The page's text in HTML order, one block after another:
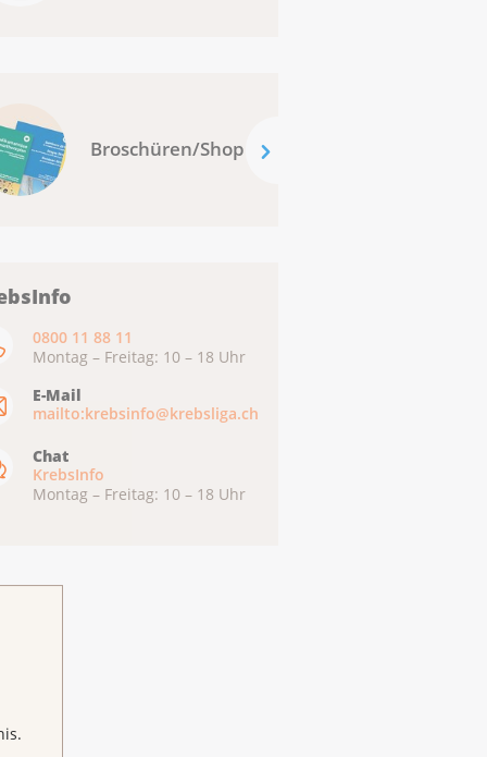
Broschüren/Shop
0800 11 88 11
Montag – Freitag: 10 – 18 Uhr
E-Mail
mailto:krebsinfo@krebsliga.ch
Chat
KrebsInfo
Montag – Freitag: 10 – 18 Uhr